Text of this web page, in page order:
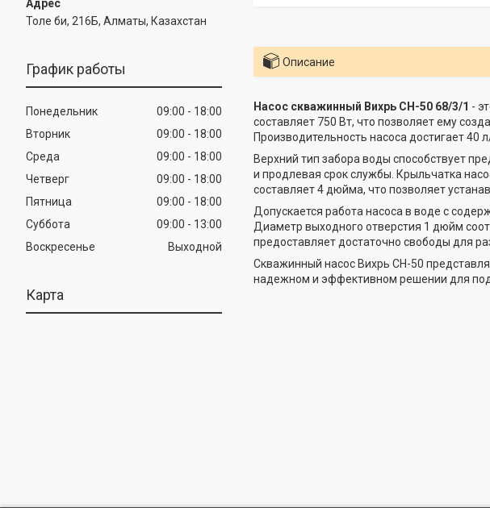
Толе би, 216Б, Алматы, Казахстан
График работы
Понедельник 09:00
18:00
Вторник
09:00
18:00
Среда
09:00
18:00
Четверг
09:00
18:00
Пятница
09:00
18:00
Суббота
09:00
13:00
Воскресенье
Выходной
Карта
Описание
Насос скважинный Вихрь СН-50 68/3/1 -
составляет 750 Вт, что позволяет ему
Производительность насоса достигает
Верхний тип забора воды способствует
и продлевая срок службы. Крыльчатка
составляет 4 дюйма, что позволяет
Допускается работа насоса в воде с
Диаметр выходного отверстия 1 дюйм
предоставляет достаточно свободы для
Скважинный насос Вихрь СН-50
надежном и эффективном решении для